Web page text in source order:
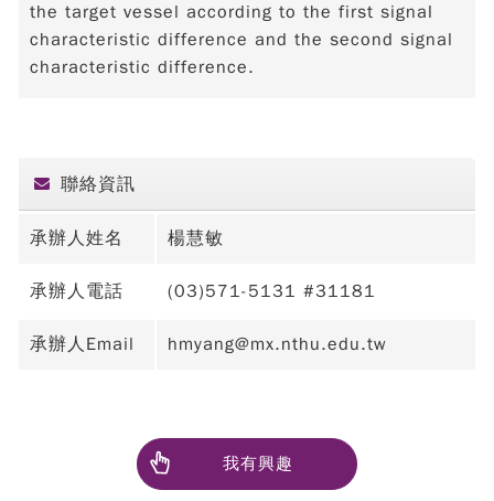
the target vessel according to the first signal
characteristic difference and the second signal
characteristic difference.
聯絡資訊
承辦人姓名 楊慧敏
承辦人電話 (03)571-5131 #31181
承辦人Email hmyang@mx.nthu.edu.tw
我有興趣